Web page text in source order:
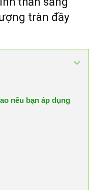
tràn đầy
nếu bạn áp dụng